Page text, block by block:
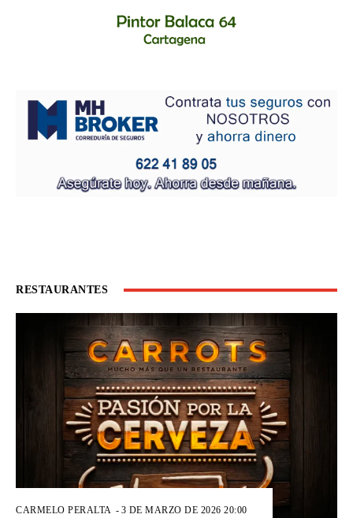
RESTAURANTES
CARMELO PERALTA - 3 DE MARZO DE 2026 20:00